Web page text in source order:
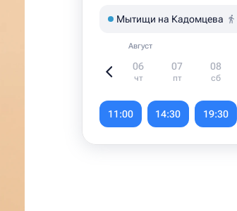
Мытищи на Кадомцева
Август
06
чт
07
пт
08
сб
of
6
11:00 14:30 19:30